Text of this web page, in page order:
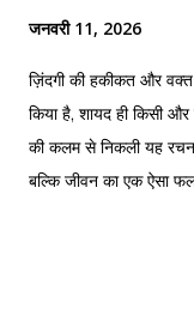
जनवरी 11, 2026
ज़िंदगी की हकीकत और
किया है, शायद ही किसी
की कलम से निकली यह
बल्कि जीवन का एक ऐसा